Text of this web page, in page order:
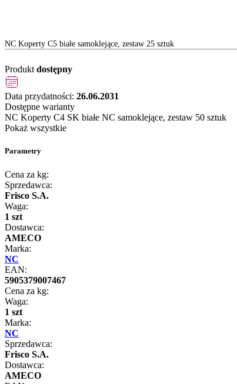
NC Koperty C5 białe samoklejące, zestaw 25 sztuk
Produkt dostępny
Data przydatności: 26.06.2031
Dostępne warianty
NC Koperty C4 SK białe NC samoklejące, zestaw 50 sztuk
Pokaż wszystkie
Parametry
Cena za kg:
Sprzedawca:
Frisco S.A.
Waga:
1 szt
Dostawca:
AMECO
Marka:
NC
EAN:
5905379007467
Cena za kg:
Waga:
1 szt
Marka:
NC
Sprzedawca:
Frisco S.A.
Dostawca:
AMECO